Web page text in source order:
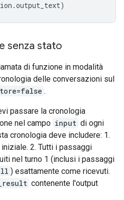
.output_text)
senza stato
di funzione in modalità
delle conversazioni sul
.
passare la cronologia
nel campo input di ogni
cronologia deve includere: 1.
iniziale. 2. Tutti i passaggi
nel turno 1 (inclusi i passaggi
) esattamente come ricevuti.
contenente l'output